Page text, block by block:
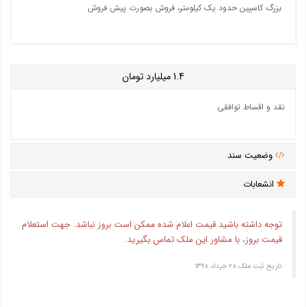
بزرگ کاسپین حدود یک کیلومتر، فروش بصورت پیش فروش
1.4میلیارد تومان
نقد و اقساط توافقی
وضعیت سند
انشعابات
توجه داشته باشید قیمت اعلام شده ممکن است بروز نباشد. جهت استعلام
قیمت بروز، با مشاور این ملک تماس بگیرید.
تاریخ ثبت ملک ۲۸ خرداد ۱۳۹۸